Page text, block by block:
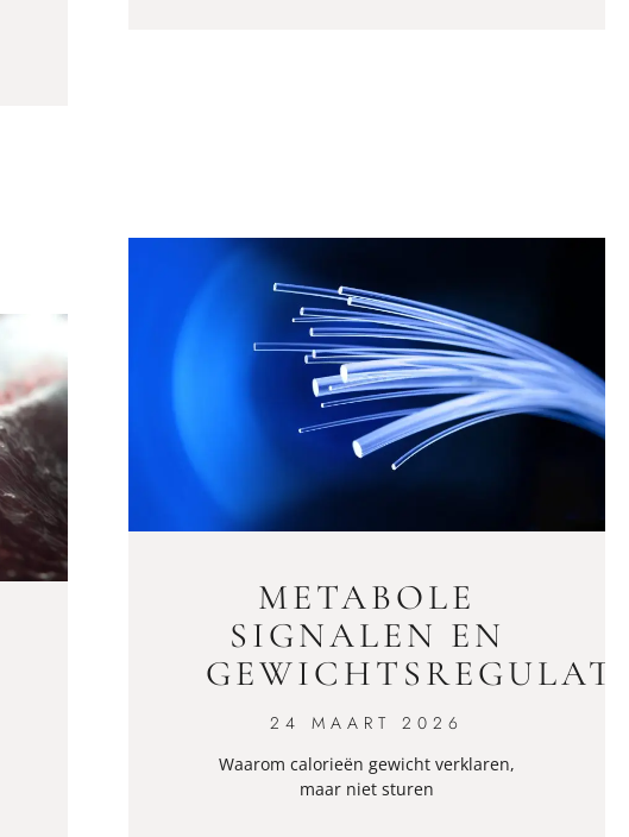
METABOLE
SIGNALEN EN
24 MAART 2026
Waarom calorieën gewicht verklaren,
maar niet sturen